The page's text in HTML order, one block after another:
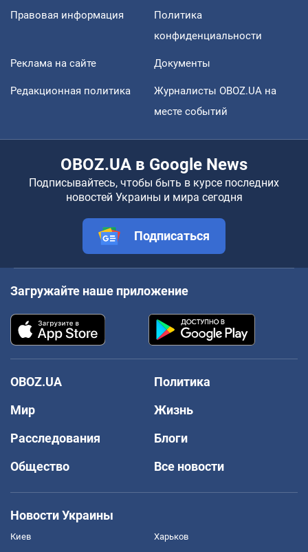
Правовая информация
Политика
конфиденциальности
Реклама на сайте Документы
Редакционная политика
Журналисты OBOZ.UA на
месте событий
OBOZ.UA в Google News
Подписывайтесь, чтобы быть в курсе последних
новостей Украины и мира сегодня
Подписаться
Загружайте наше приложение
OBOZ.UA
Политика
Мир
Жизнь
Расследования
Блоги
Общество
Все новости
Новости Украины
Киев Харьков